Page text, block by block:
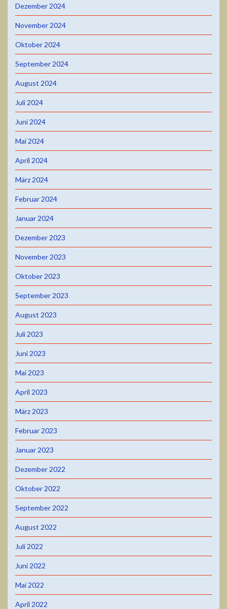
Dezember 2024
November 2024
Oktober 2024
September 2024
August 2024
Juli 2024
Juni 2024
Mai 2024
April 2024
März 2024
Februar 2024
Januar 2024
Dezember 2023
November 2023
Oktober 2023
September 2023
August 2023
Juli 2023
Juni 2023
Mai 2023
April 2023
März 2023
Februar 2023
Januar 2023
Dezember 2022
Oktober 2022
September 2022
August 2022
Juli 2022
Juni 2022
Mai 2022
April 2022